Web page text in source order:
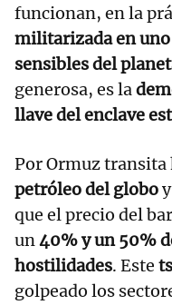
funcionan, en la
militarizada en
sensibles del
generosa, es la
llave del enclave
Por Ormuz
petróleo del globo
que el precio del
un40% y un 50%
hostilidades. Este
golpeado los